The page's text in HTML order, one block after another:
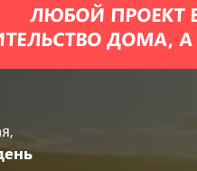
ЛЮБОЙ ПРОЕКТ
ДОМА,